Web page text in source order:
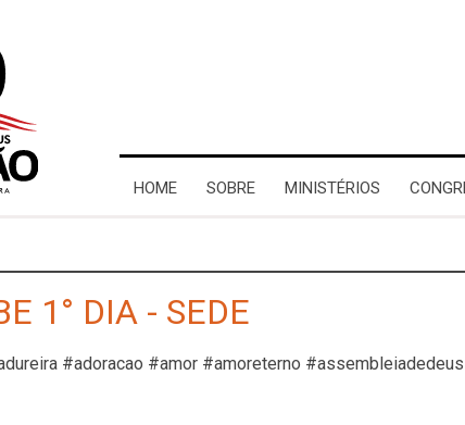
HOME SOBRE MINISTÉRIOS
1° DIA - SEDE
#adoracao #amor #amoreterno